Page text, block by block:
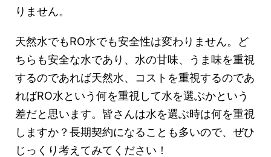
りません。
天然水でもRO水でも安全性は変わりません。ど
ちらも安全な水であり、水の甘味、うま味を重視
するのであれば天然水、コストを重視するのであ
ればRO水という何を重視して水を選ぶかという
差だと思います。皆さんは水を選ぶ時は何を重視
しますか？長期契約になることも多いので、ぜひ
じっくり考えてみてください！